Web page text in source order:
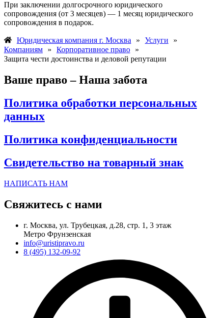
При заключении долгосрочного юридического
сопровождения (от 3 месяцев) — 1 месяц юридического
сопровождения в подарок.
Юридическая компания г. Москва » Услуги
»
Компаниям
» Корпоративное право
»
Защита чести достоинства и деловой репутации
Ваше право – Наша забота
Политика обработки персональных
данных
Политика конфиденциальности
Свидетельство на товарный знак
НАПИСАТЬ НАМ
Свяжитесь с нами
г. Москва, ул. Трубецкая, д.28, стр. 1, 3 этаж
Метро Фрунзенская
info@uristipravo.ru
8 (495) 132-09-92